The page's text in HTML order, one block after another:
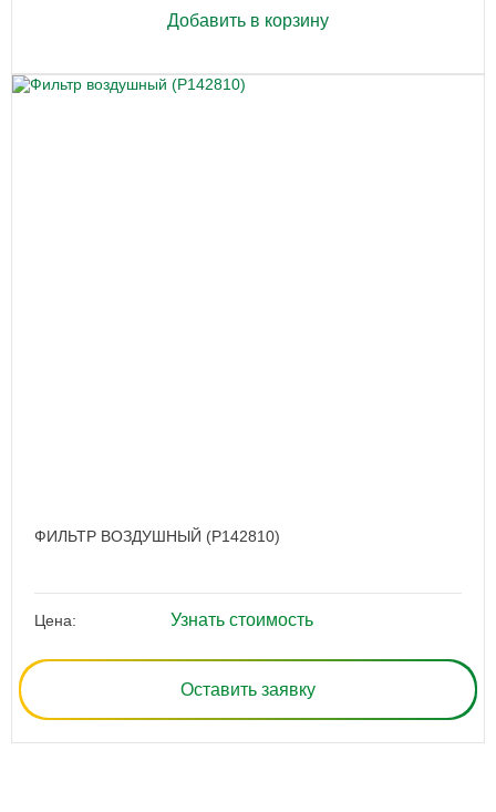
Добавить в корзину
ФИЛЬТР ВОЗДУШНЫЙ (P142810)
Цена: Узнать стоимость
Оставить заявку